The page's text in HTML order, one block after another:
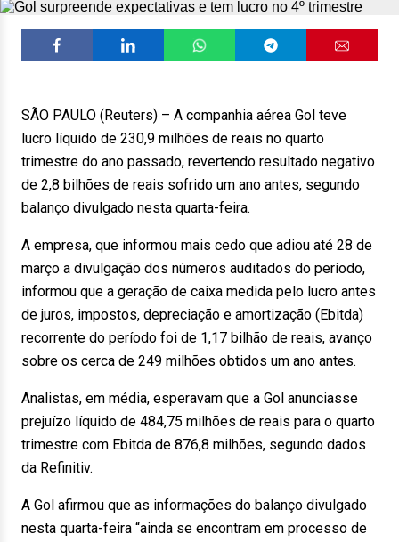
SÃO PAULO (Reuters) – A companhia aérea Gol teve
lucro líquido de 230,9 milhões de reais no quarto
trimestre do ano passado, revertendo resultado negativo
de 2,8 bilhões de reais sofrido um ano antes, segundo
balanço divulgado nesta quarta-feira.
A empresa, que informou mais cedo que adiou até 28 de
março a divulgação dos números auditados do período,
informou que a geração de caixa medida pelo lucro antes
de juros, impostos, depreciação e amortização (Ebitda)
recorrente do período foi de 1,17 bilhão de reais, avanço
sobre os cerca de 249 milhões obtidos um ano antes.
Analistas, em média, esperavam que a Gol anunciasse
prejuízo líquido de 484,75 milhões de reais para o quarto
trimestre com Ebitda de 876,8 milhões, segundo dados
da Refinitiv.
A Gol afirmou que as informações do balanço divulgado
nesta quarta-feira “ainda se encontram em processo de